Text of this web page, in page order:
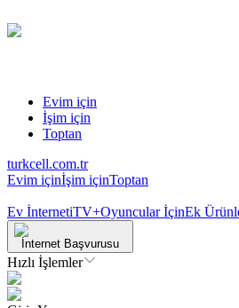
Evim için
İşim için
Toptan
turkcell.com.tr
Evim içinİşim içinToptan
Ev İnternetiTV+Oyuncular İçinEk
İnternet Başvurusu
Hızlı İşlemler